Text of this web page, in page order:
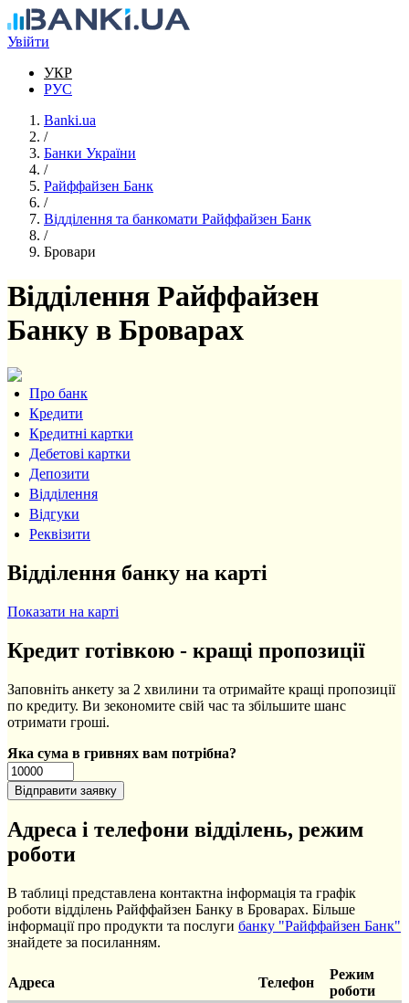
Перейти до основного вмісту
Увійти
УКР
РУС
Banki.ua
/
Банки України
/
Райффайзен Банк
/
Відділення та банкомати Райффайзен Банк
/
Бровари
Відділення Райффайзен
Банку в Броварах
Про банк
Кредити
Кредитні картки
Дебетові картки
Депозити
Відділення
Відгуки
Реквізити
Відділення банку на карті
Показати на карті
Кредит готівкою - кращі пропозиції
Заповніть анкету за 2 хвилини та отримайте кращі пропозиції
по кредиту. Ви зекономите свій час та збільшите шанс
отримати гроші.
Яка сума в гривнях вам потрібна?
Адреса і телефони відділень, режим
роботи
В таблиці представлена контактна інформація та графік
роботи відділень Райффайзен Банку в Броварах. Більше
інформації про продукти та послуги банку "Райффайзен Банк"
знайдете за посиланням.
Адреса Телефон
Режим
роботи